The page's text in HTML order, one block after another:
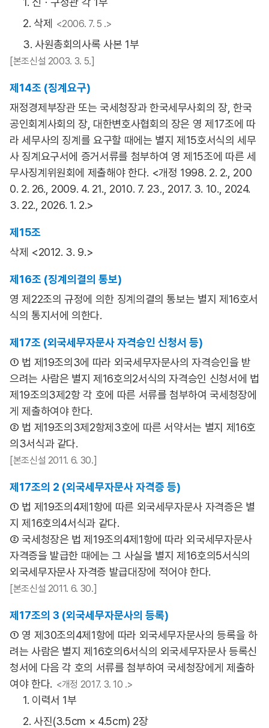
2. 삭제
<2006. 7. 5 .>
3. 사원총회의사록 사본 1부
[본조신설 2003. 3. 5.]
제14조 (징계요구)
재정경제부장관 또는 국세청장과 한국세무사회의 장, 한국
공인회계사회의 장, 대한변호사협회의 장은 영 제17조에 따
라 세무사의 징계를 요구할 때에는 별지 제15호서식의 세무
사 징계요구서에 증거서류를 첨부하여 영 제15조에 따른 세
무사징계위원회에 제출해야 한다. <개정 1998. 2. 2., 200
0. 2. 26., 2009. 4. 21., 2010. 7. 23., 2017. 3. 10., 2024.
3. 22., 2026. 1. 2.>
제15조
삭제 <2012. 3. 9.>
제16조 (징계의결의 통보)
영 제22조의 규정에 의한 징계의결의 통보는 별지 제16호서
식의 통지서에 의한다.
제17조 (외국세무자문사 자격승인 신청서 등)
① 법 제19조의3에 따라 외국세무자문사의 자격승인을 받
으려는 사람은 별지 제16호의2서식의 자격승인 신청서에 법
제19조의3제2항 각 호에 따른 서류를 첨부하여 국세청장에
게 제출하여야 한다.
② 법 제19조의3제2항제3호에 따른 서약서는 별지 제16호
의3서식과 같다.
[본조신설 2011. 6. 30.]
제17조의 2 (외국세무자문사 자격증 등)
① 법 제19조의4제1항에 따른 외국세무자문사 자격증은 별
지 제16호의4서식과 같다.
② 국세청장은 법 제19조의4제1항에 따라 외국세무자문사
자격증을 발급한 때에는 그 사실을 별지 제16호의5서식의
외국세무자문사 자격증 발급대장에 적어야 한다.
[본조신설 2011. 6. 30.]
제17조의 3 (외국세무자문사의 등록)
① 영 제30조의4제1항에 따라 외국세무자문사의 등록을 하
려는 사람은 별지 제16호의6서식의 외국세무자문사 등록신
청서에 다음 각 호의 서류를 첨부하여 국세청장에게 제출하
여야 한다. <개정 2017. 3. 10 .>
1. 이력서 1부
2. 사진(3.5cm × 4.5cm) 2장